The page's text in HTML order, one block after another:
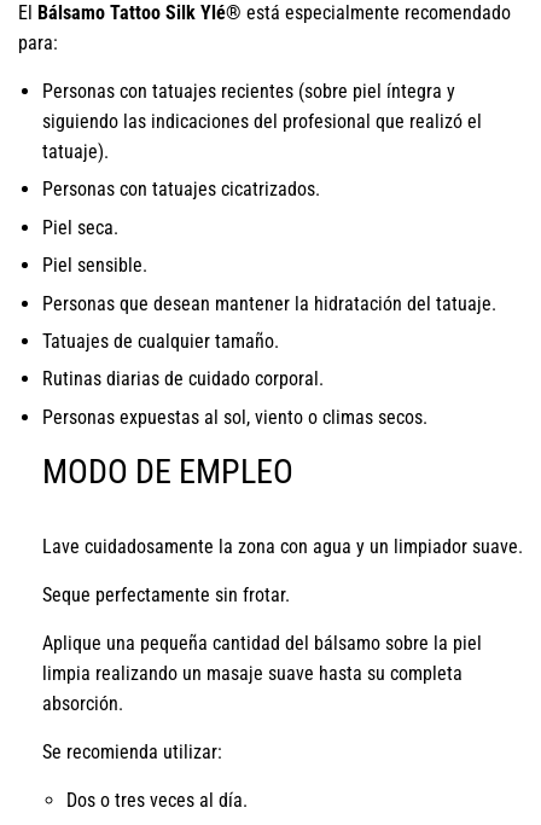
El Bálsamo Tattoo Silk Ylé® está especialmente recomendado
para:
Personas con tatuajes recientes (sobre piel íntegra y
siguiendo las indicaciones del profesional que realizó el
tatuaje).
Personas con tatuajes cicatrizados.
Piel seca.
Piel sensible.
Personas que desean mantener la hidratación del tatuaje.
Tatuajes de cualquier tamaño.
Rutinas diarias de cuidado corporal.
Personas expuestas al sol, viento o climas secos.
MODO DE EMPLEO
Lave cuidadosamente la zona con agua y un limpiador suave.
Seque perfectamente sin frotar.
Aplique una pequeña cantidad del bálsamo sobre la piel
limpia realizando un masaje suave hasta su completa
absorción.
Se recomienda utilizar:
Dos o tres veces al día.